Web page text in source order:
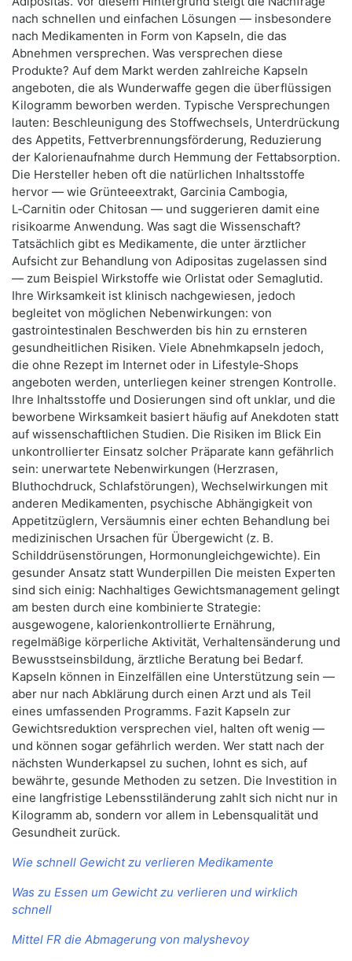
nach schnellen und einfachen Lösungen — insbesondere
nach Medikamenten in Form von Kapseln, die das
Abnehmen versprechen. Was versprechen diese
Produkte? Auf dem Markt werden zahlreiche Kapseln
angeboten, die als Wunderwaffe gegen die überflüssigen
Kilogramm beworben werden. Typische Versprechungen
lauten: Beschleunigung des Stoffwechsels, Unterdrückung
des Appetits, Fettverbrennungsförderung, Reduzierung
der Kalorienaufnahme durch Hemmung der Fettabsorption.
Die Hersteller heben oft die natürlichen Inhaltsstoffe
hervor — wie Grünteeextrakt, Garcinia Cambogia,
L‑Carnitin oder Chitosan — und suggerieren damit eine
risikoarme Anwendung. Was sagt die Wissenschaft?
Tatsächlich gibt es Medikamente, die unter ärztlicher
Aufsicht zur Behandlung von Adipositas zugelassen sind
— zum Beispiel Wirkstoffe wie Orlistat oder Semaglutid.
Ihre Wirksamkeit ist klinisch nachgewiesen, jedoch
begleitet von möglichen Nebenwirkungen: von
gastrointestinalen Beschwerden bis hin zu ernsteren
gesundheitlichen Risiken. Viele Abnehmkapseln jedoch,
die ohne Rezept im Internet oder in Lifestyle‑Shops
angeboten werden, unterliegen keiner strengen Kontrolle.
Ihre Inhaltsstoffe und Dosierungen sind oft unklar, und die
beworbene Wirksamkeit basiert häufig auf Anekdoten statt
auf wissenschaftlichen Studien. Die Risiken im Blick Ein
unkontrollierter Einsatz solcher Präparate kann gefährlich
sein: unerwartete Nebenwirkungen (Herzrasen,
Bluthochdruck, Schlafstörungen), Wechselwirkungen mit
anderen Medikamenten, psychische Abhängigkeit von
Appetitzüglern, Versäumnis einer echten Behandlung bei
medizinischen Ursachen für Übergewicht (z. B.
Schilddrüsenstörungen, Hormonungleichgewichte). Ein
gesunder Ansatz statt Wunderpillen Die meisten Experten
sind sich einig: Nachhaltiges Gewichtsmanagement gelingt
am besten durch eine kombinierte Strategie:
ausgewogene, kalorienkontrollierte Ernährung,
regelmäßige körperliche Aktivität, Verhaltensänderung und
Bewusstseinsbildung, ärztliche Beratung bei Bedarf.
Kapseln können in Einzelfällen eine Unterstützung sein —
aber nur nach Abklärung durch einen Arzt und als Teil
eines umfassenden Programms. Fazit Kapseln zur
Gewichtsreduktion versprechen viel, halten oft wenig —
und können sogar gefährlich werden. Wer statt nach der
nächsten Wunderkapsel zu suchen, lohnt es sich, auf
bewährte, gesunde Methoden zu setzen. Die Investition in
eine langfristige Lebensstiländerung zahlt sich nicht nur in
Kilogramm ab, sondern vor allem in Lebensqualität und
Gesundheit zurück.
Wie schnell Gewicht zu verlieren Medikamente
Was zu Essen um Gewicht zu verlieren und wirklich
schnell
Mittel FR die Abmagerung von malyshevoy